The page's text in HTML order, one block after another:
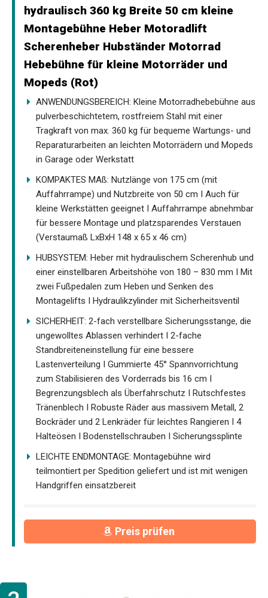
hydraulisch 360 kg Breite 50 cm kleine
Montagebühne Heber Motoradlift
Scherenheber Hubständer Motorrad
Hebebühne für kleine Motorräder und
Mopeds (Rot)
ANWENDUNGSBEREICH: Kleine Motorradhebebühne aus
pulverbeschichtetem, rostfreiem Stahl mit einer
Tragkraft von max. 360 kg für bequeme Wartungs- und
Reparaturarbeiten an leichten Motorrädern und Mopeds
in Garage oder Werkstatt
KOMPAKTES MAß: Nutzlänge von 175 cm (mit
Auffahrrampe) und Nutzbreite von 50 cm I Auch für
kleine Werkstätten geeignet I Auffahrrampe abnehmbar
für bessere Montage und platzsparendes Verstauen
(Verstaumaß LxBxH 148 x 65 x 46 cm)
HUBSYSTEM: Heber mit hydraulischem Scherenhub und
einer einstellbaren Arbeitshöhe von 180 – 830 mm I Mit
zwei Fußpedalen zum Heben und Senken des
Montagelifts I Hydraulikzylinder mit Sicherheitsventil
SICHERHEIT: 2-fach verstellbare Sicherungsstange, die
ungewolltes Ablassen verhindert I 2-fache
Standbreiteneinstellung für eine bessere
Lastenverteilung I Gummierte 45° Spannvorrichtung
zum Stabilisieren des Vorderrads bis 16 cm I
Begrenzungsblech als Überfahrschutz I Rutschfestes
Tränenblech I Robuste Räder aus massivem Metall, 2
Bockräder und 2 Lenkräder für leichtes Rangieren I 4
Halteösen I Bodenstellschrauben I Sicherungssplinte
LEICHTE ENDMONTAGE: Montagebühne wird
teilmontiert per Spedition geliefert und ist mit wenigen
Handgriffen einsatzbereit
Preis prüfen